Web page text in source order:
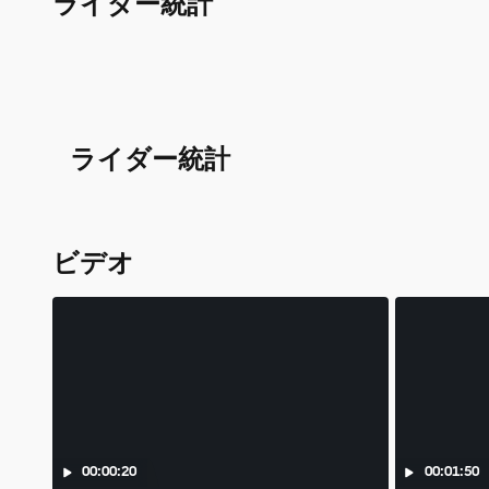
ライダー統計
ビデオ
00:00:20 00:01:50